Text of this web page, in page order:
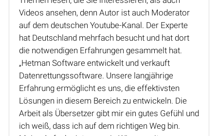
Videos ansehen, denn Autor ist auch Moderator
auf dem deutschen Youtube-Kanal. Der Experte
hat Deutschland mehrfach besucht und hat dort
die notwendigen Erfahrungen gesammelt hat.
„Hetman Software entwickelt und verkauft
Datenrettungssoftware. Unsere langjährige
Erfahrung ermöglicht es uns, die effektivsten
Lösungen in diesem Bereich zu entwickeln. Die
Arbeit als Übersetzer gibt mir ein gutes Gefühl und
ich weiß, dass ich auf dem richtigen Weg bin.